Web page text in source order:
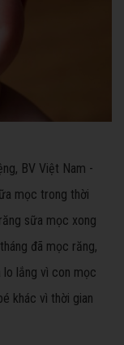
BV Việt Nam -
mọc trong thời
sữa mọc xong
đã mọc răng,
lo lắng vì con mọc
khác vì thời gian